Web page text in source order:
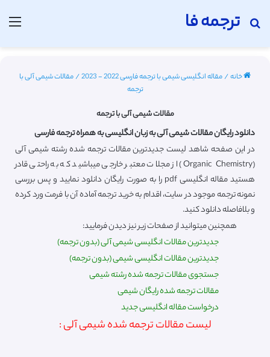
ترجمه فا
جستجو برای
خانه/مقاله انگلیسی شیمی با ترجمه فارسی 2022 - 2023 /مقالات شیمی آلی با
ترجمه
مقالات شیمی آلی با ترجمه
دانلود رایگان مقالات شیمی آلی به زبان انگلیسی به همراه ترجمه فارسی
در این صفحه شاهد لیست جدیدترین مقالات ترجمه شده رشته شیمی آلی
(Organic Chemistry) از مجلات معتبر خارجی میباشید که به راحتی قادر
هستید مقاله انگلیسی pdf را به صورت رایگان دانلود نمایید و پس بررسی
نمونه ترجمه موجود در سایت، اقدام به خرید ترجمه آماده آن با فرمت ورد کرده
و بلافاصله دانلود کنید.
همچنین میتوانید از صفحات زیر نیز دیدن فرمایید:
جدیدترین مقالات انگلیسی شیمی آلی (بدون ترجمه)
جدیدترین مقالات انگلیسی شیمی (بدون ترجمه)
جستجوی مقالات ترجمه شده رشته شیمی
مقالات ترجمه شده رایگان شیمی
درخواست مقاله انگلیسی جدید
لیست مقالات ترجمه شده شیمی آلی :